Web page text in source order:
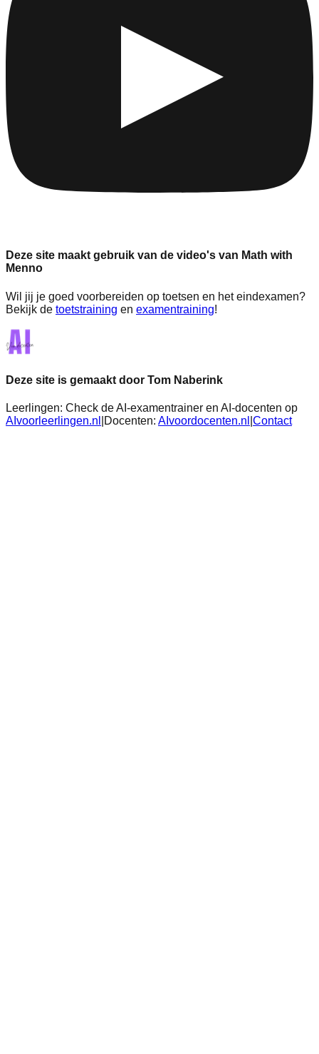
Deze site maakt gebruik van de video's van Math with
Menno
Wil jij je goed voorbereiden op toetsen en het eindexamen?
Bekijk de toetstraining en examentraining!
Deze site is gemaakt door Tom Naberink
Leerlingen: Check de AI-examentrainer en AI-docenten op
AIvoorleerlingen.nl
Docenten: AIvoordocenten.nl Contact